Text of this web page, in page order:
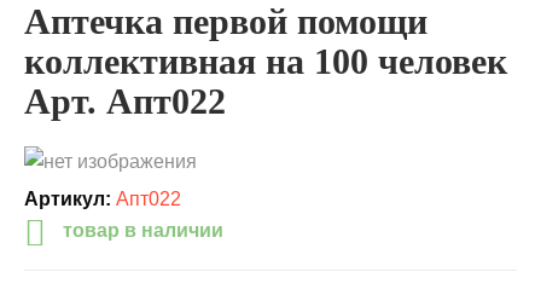
Аптечка первой помощи
коллективная на 100 человек
Арт. Апт022
Артикул: Апт022
товар в наличии